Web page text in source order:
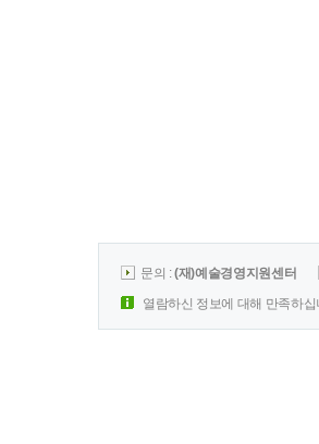
문의 :(재)예술경영지원센터
열람하신 정보에 대해 만족하